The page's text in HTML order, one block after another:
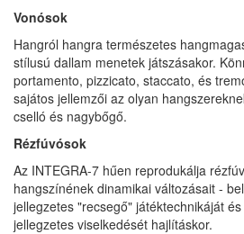
Vonósok
Hangról hangra természetes
stílusú dallam menetek játszásakor.
portamento, pizzicato, staccato, és
sajátos jellemzői az olyan
cselló és nagybőgő.
Rézfúvósok
Az INTEGRA-7 hűen reprodukálja
hangszínének dinamikai változásait -
jellegzetes "recsegő" játéktechnikáját
jellegzetes viselkedését hajlításkor.